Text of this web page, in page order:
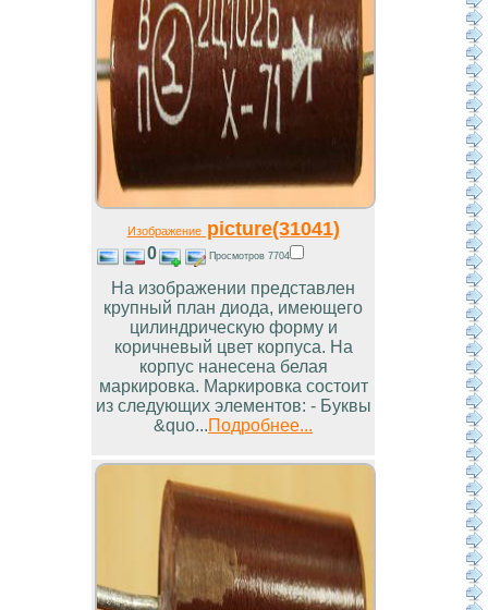
Изображениеpicture(31041)
0 Просмотров 7704
На изображении представлен
крупный план диода, имеющего
цилиндрическую форму и
коричневый цвет корпуса. На
корпус нанесена белая
маркировка. Маркировка состоит
из следующих элементов: - Буквы
&quo...Подробнее...